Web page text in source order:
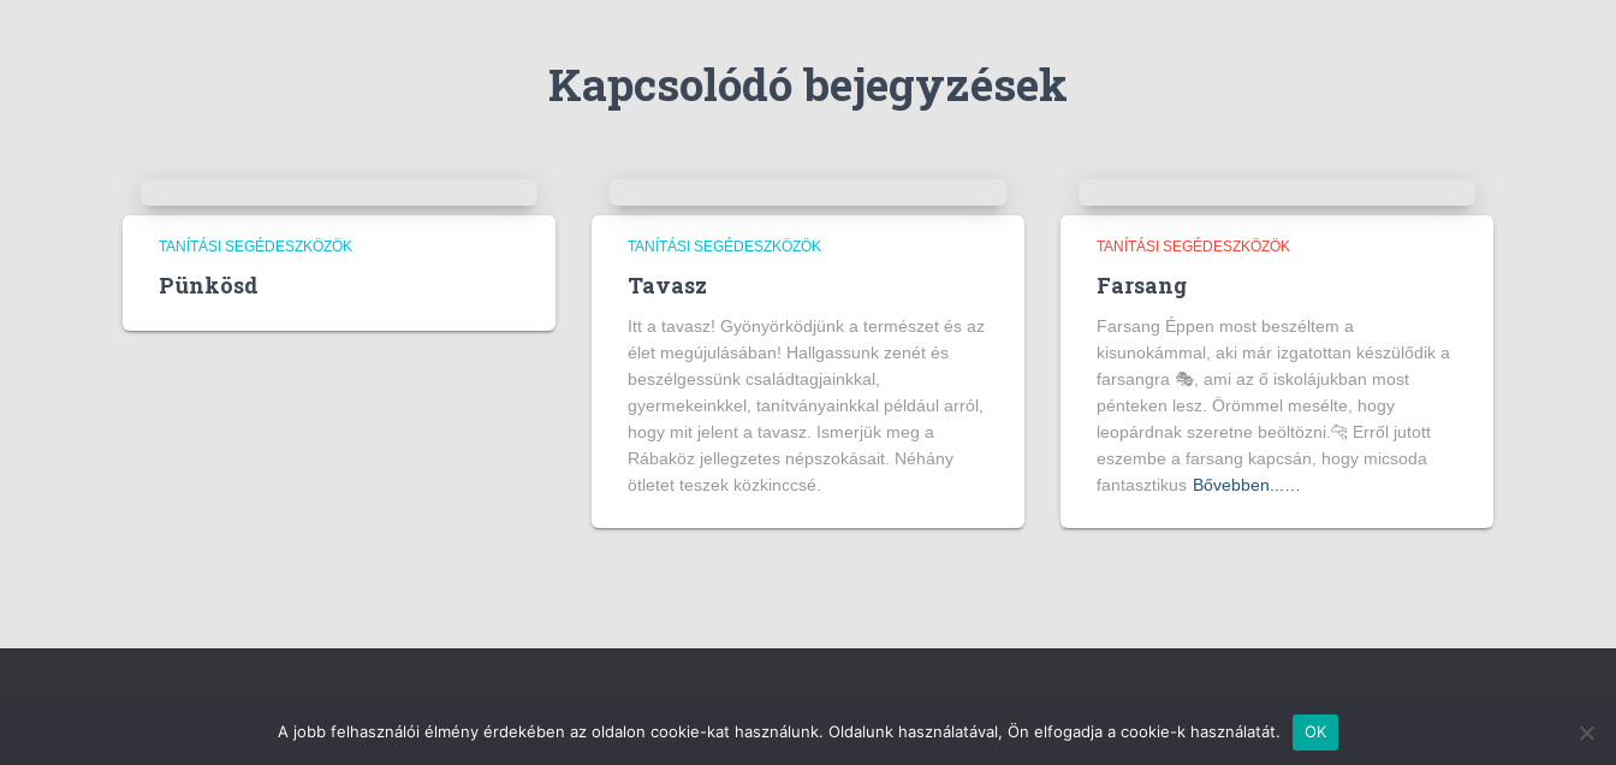
Kapcsolódó bejegyzések
TANÍTÁSI SEGÉDESZKÖZÖK
Pünkösd
TANÍTÁSI SEGÉDESZKÖZÖK
Tavasz
Itt a tavasz! Gyönyörködjünk a természet és az
élet megújulásában! Hallgassunk zenét és
beszélgessünk családtagjainkkal,
gyermekeinkkel, tanítványainkkal például arról,
hogy mit jelent a tavasz. Ismerjük meg a
Rábaköz jellegzetes népszokásait. Néhány
ötletet teszek közkinccsé.
TANÍTÁSI SEGÉDESZKÖZÖK
Farsang
Farsang Éppen most beszéltem a
kisunokámmal, aki már izgatottan készülődik a
farsangra 🎭, ami az ő iskolájukban most
pénteken lesz. Örömmel mesélte, hogy
leopárdnak szeretne beöltözni.🐆 Erről jutott
eszembe a farsang kapcsán, hogy micsoda
fantasztikus Bővebben...…
Hestia | Fejlesztő:
A jobb felhasználói élmény érdekében az oldalon cookie-kat használunk. Oldalunk használatával, Ön elfogadja a cookie-k használatát.
OK